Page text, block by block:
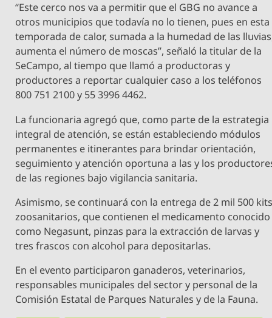
“Este cerco nos va a permitir que el GBG no avance a
otros municipios que todavía no lo tienen, pues en esta
temporada de calor, sumada a la humedad de las
aumenta el número de moscas”, señaló la titular de la
SeCampo, al tiempo que llamó a productoras y
productores a reportar cualquier caso a los teléfonos
800 751 2100 y 55 3996 4462.
La funcionaria agregó que, como parte de la estrategia
integral de atención, se están estableciendo módulos
permanentes e itinerantes para brindar orientación,
seguimiento y atención oportuna a las y los
de las regiones bajo vigilancia sanitaria.
Asimismo, se continuará con la entrega de 2 mil 500
zoosanitarios, que contienen el medicamento conocido
como Negasunt, pinzas para la extracción de larvas y
tres frascos con alcohol para depositarlas.
En el evento participaron ganaderos, veterinarios,
responsables municipales del sector y personal de la
Comisión Estatal de Parques Naturales y de la Fauna.